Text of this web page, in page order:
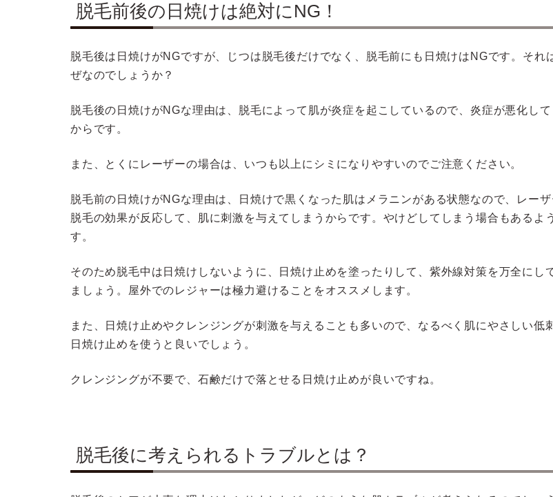
脱毛前後の日焼けは絶対にNG！
脱毛後は日焼けがNGですが、じつは脱毛後だけでなく、脱毛前にも日焼けはNGです。それ
ぜなのでしょうか？
脱毛後の日焼けがNGな理由は、脱毛によって肌が炎症を起こしているので、炎症が悪化して
からです。
また、とくにレーザーの場合は、いつも以上にシミになりやすいのでご注意ください。
脱毛前の日焼けがNGな理由は、日焼けで黒くなった肌はメラニンがある状態なので、レー
脱毛の効果が反応して、肌に刺激を与えてしまうからです。やけどしてしまう場合もあるよ
す。
そのため脱毛中は日焼けしないように、日焼け止めを塗ったりして、紫外線対策を万全にし
ましょう。屋外でのレジャーは極力避けることをオススメします。
また、日焼け止めやクレンジングが刺激を与えることも多いので、なるべく肌にやさしい低
日焼け止めを使うと良いでしょう。
クレンジングが不要で、石鹸だけで落とせる日焼け止めが良いですね。
脱毛後に考えられるトラブルとは？